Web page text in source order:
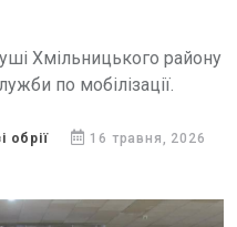
Хмільницького району
по мобілізації.
обрії 16 травня, 2026